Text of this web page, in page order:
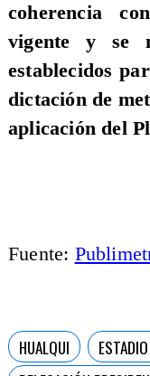
coherencia
vigente y se
establecidos
dictación de
aplicación del
Fuente:
HUALQUI